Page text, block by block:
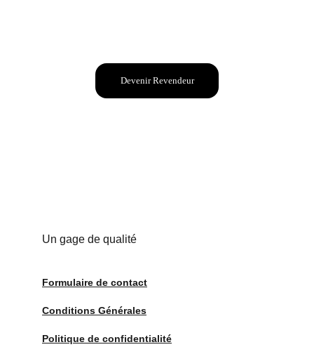
Devenir Revendeur
Un gage de qualité
Formulaire de contact
Conditions Générales
Politique de confidentialité